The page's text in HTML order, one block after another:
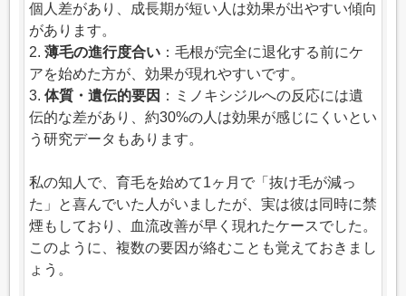
個人差があり、成長期が短い人は効果が出やすい傾向
があります。
2. 薄毛の進行度合い ：毛根が完全に退化する前にケ
アを始めた方が、効果が現れやすいです。
3. 体質・遺伝的要因 ：ミノキシジルへの反応には遺
伝的な差があり、約30%の人は効果が感じにくいとい
う研究データもあります。
私の知人で、育毛を始めて1ヶ月で「抜け毛が減っ
た」と喜んでいた人がいましたが、実は彼は同時に禁
煙もしており、血流改善が早く現れたケースでした。
このように、複数の要因が絡むことも覚えておきまし
ょう。